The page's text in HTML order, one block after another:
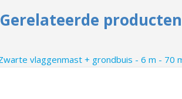
Gerelateerde producten